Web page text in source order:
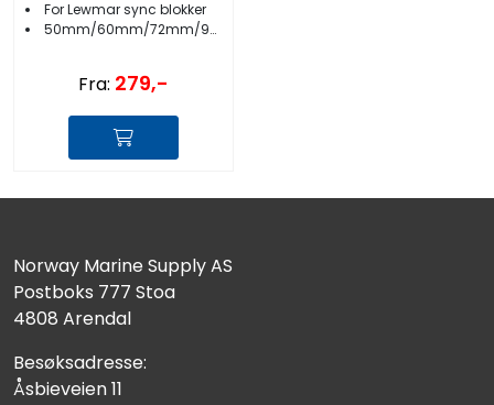
For Lewmar sync blokker
50mm/60mm/72mm/90mm
Fra: 279,-
Norway Marine Supply AS
Postboks 777 Stoa
4808 Arendal
Besøksadresse:
Åsbieveien 11